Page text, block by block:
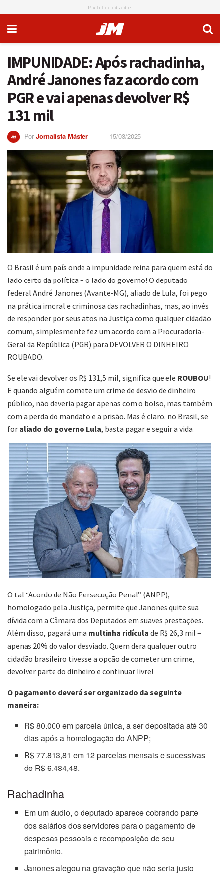
Publicidade
IMPUNIDADE: Após rachadinha,
André Janones faz acordo com
PGR e vai apenas devolver R$
131 mil
Por Jornalista Máster 15/03/2025
O Brasil é um país onde a impunidade reina para quem está do
lado certo da política – o lado do governo! O deputado
federal André Janones (Avante-MG), aliado de Lula, foi pego
na prática imoral e criminosa das rachadinhas, mas, ao invés
de responder por seus atos na Justiça como qualquer cidadão
comum, simplesmente fez um acordo com a Procuradoria-
Geral da República (PGR) para DEVOLVER O DINHEIRO
ROUBADO.
Se ele vai devolver os R$ 131,5 mil, significa que ele ROUBOU!
E quando alguém comete um crime de desvio de dinheiro
público, não deveria pagar apenas com o bolso, mas também
com a perda do mandato e a prisão. Mas é claro, no Brasil, se
for aliado do governo Lula, basta pagar e seguir a vida.
O tal “Acordo de Não Persecução Penal” (ANPP),
homologado pela Justiça, permite que Janones quite sua
dívida com a Câmara dos Deputados em suaves prestações.
Além disso, pagará uma multinha ridícula de R$ 26,3 mil –
apenas 20% do valor desviado. Quem dera qualquer outro
cidadão brasileiro tivesse a opção de cometer um crime,
devolver parte do dinheiro e continuar livre!
O pagamento deverá ser organizado da seguinte
maneira:
R$ 80.000 em parcela única, a ser depositada até 30
dias após a homologação do ANPP;
R$ 77.813,81 em 12 parcelas mensais e sucessivas
de R$ 6.484,48.
Rachadinha
Em um áudio, o deputado aparece cobrando parte
dos salários dos servidores para o pagamento de
despesas pessoais e recomposição de seu
patrimônio.
Janones alegou na gravação que não seria justo